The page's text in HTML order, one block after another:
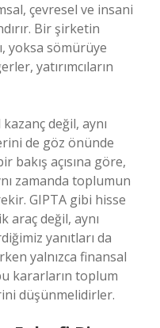
çevresel ve insani
Bir şirketin
yoksa sömürüye
yatırımcıların
kazanç değil, aynı
de göz önünde
bakış açısına göre,
zamanda toplumun
GIPTA gibi hisse
araç değil, aynı
yanıtları da
yalnızca finansal
kararların toplum
düşünmelidirler.